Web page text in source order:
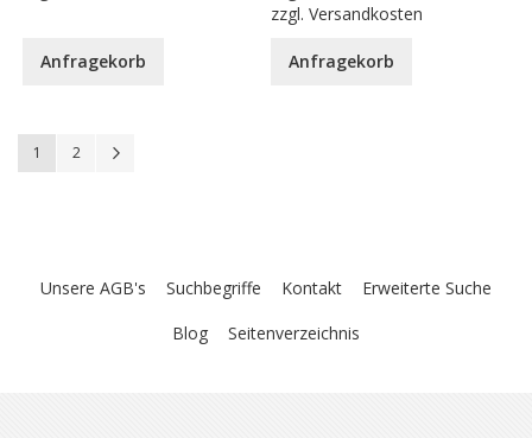
Anfragekorb
zzgl.Versandkosten
Anfragekorb
Seite
You're currently reading page
1 Seite
2
Unsere AGB's Suchbegriffe Kontakt
Erweiterte Suche
Blog
Seitenverzeichnis